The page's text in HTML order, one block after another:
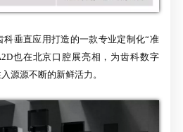
垂直应用打造的一款专业定制化“准
也在北京口腔展亮相，为齿科数字
源源不断的新鲜活力。